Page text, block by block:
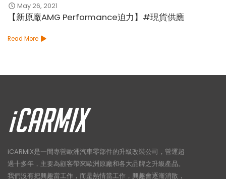
May 26, 2021
【新原廠AMG Performance迫力】#現貨供應
Read More
iCARMIX是一間專營歐洲汽車零部件的升級改裝公司，營運超
過十多年，主要為顧客帶來歐洲原廠和各大品牌之升級產品。
我們沒有把興趣當工作，而是熱情當工作，興趣會逐漸消散，